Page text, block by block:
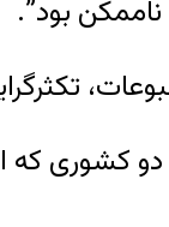
بود”.
دو کشوری